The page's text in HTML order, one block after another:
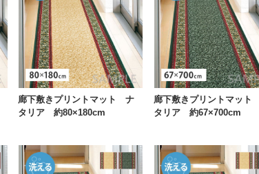
廊下敷きプリントマット ナ
タリア 約80×180cm
廊下敷きプリントマッ
タリア 約67×700cm